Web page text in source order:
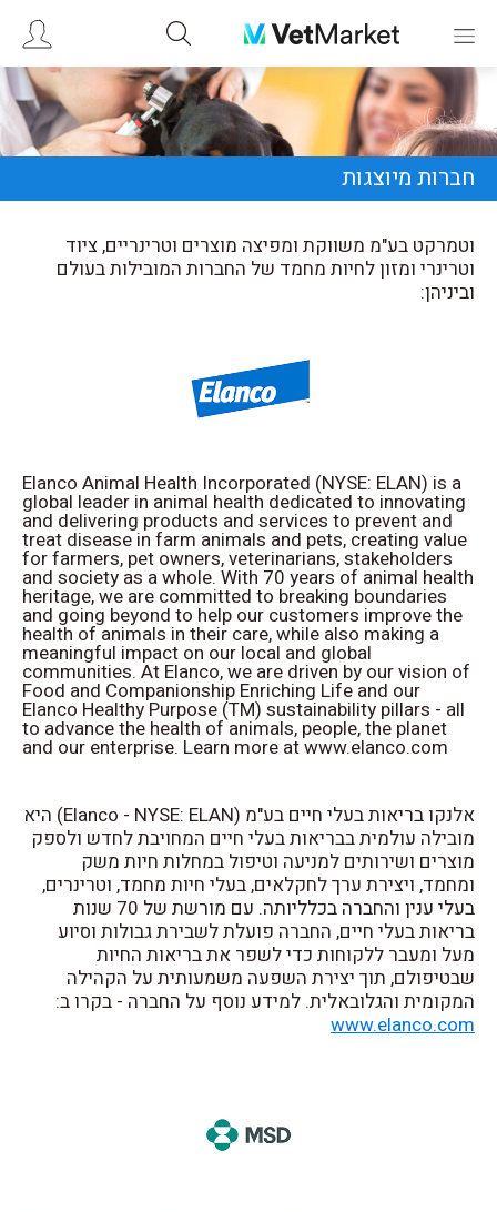
חברות מיוצגות
וטמרקט בע"מ משווקת ומפיצה מוצרים וטרינריים, ציוד
וטרינרי ומזון לחיות מחמד של החברות המובילות בעולם
וביניהן:
Elanco Animal Health Incorporated (NYSE: ELAN) is a
global leader in animal health dedicated to innovating
and delivering products and services to prevent and
treat disease in farm animals and pets, creating value
for farmers, pet owners, veterinarians, stakeholders
and society as a whole. With 70 years of animal health
heritage, we are committed to breaking boundaries
and going beyond to help our customers improve the
health of animals in their care, while also making a
meaningful impact on our local and global
communities. At Elanco, we are driven by our vision of
Food and Companionship Enriching Life and our
Elanco Healthy Purpose (TM) sustainability pillars - all
to advance the health of animals, people, the planet
and our enterprise. Learn more at www.elanco.com
אלנקו בריאות בעלי חיים בע"מ (Elanco - NYSE: ELAN) היא
מובילה עולמית בבריאות בעלי חיים המחויבת לחדש ולספק
מוצרים ושירותים למניעה וטיפול במחלות חיות משק
ומחמד, ויצירת ערך לחקלאים, בעלי חיות מחמד, וטרינרים,
בעלי ענין והחברה בכלליותה. עם מורשת של 70 שנות
בריאות בעלי חיים, החברה פועלת לשבירת גבולות וסיוע
מעל ומעבר ללקוחות כדי לשפר את בריאות החיות
שבטיפולם, תוך יצירת השפעה משמעותית על הקהילה
המקומית והגלובאלית. למידע נוסף על החברה - בקרו ב:
www.elanco.com